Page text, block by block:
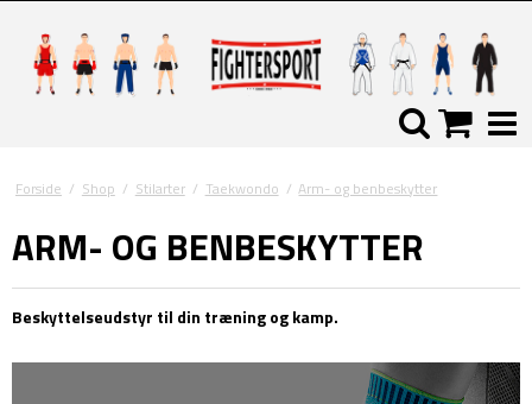
Forside / Shop / Stilarter / Taekwondo / Arm- og benbeskytter
ARM- OG BENBESKYTTER
Beskyttelseudstyr til din træning og kamp.